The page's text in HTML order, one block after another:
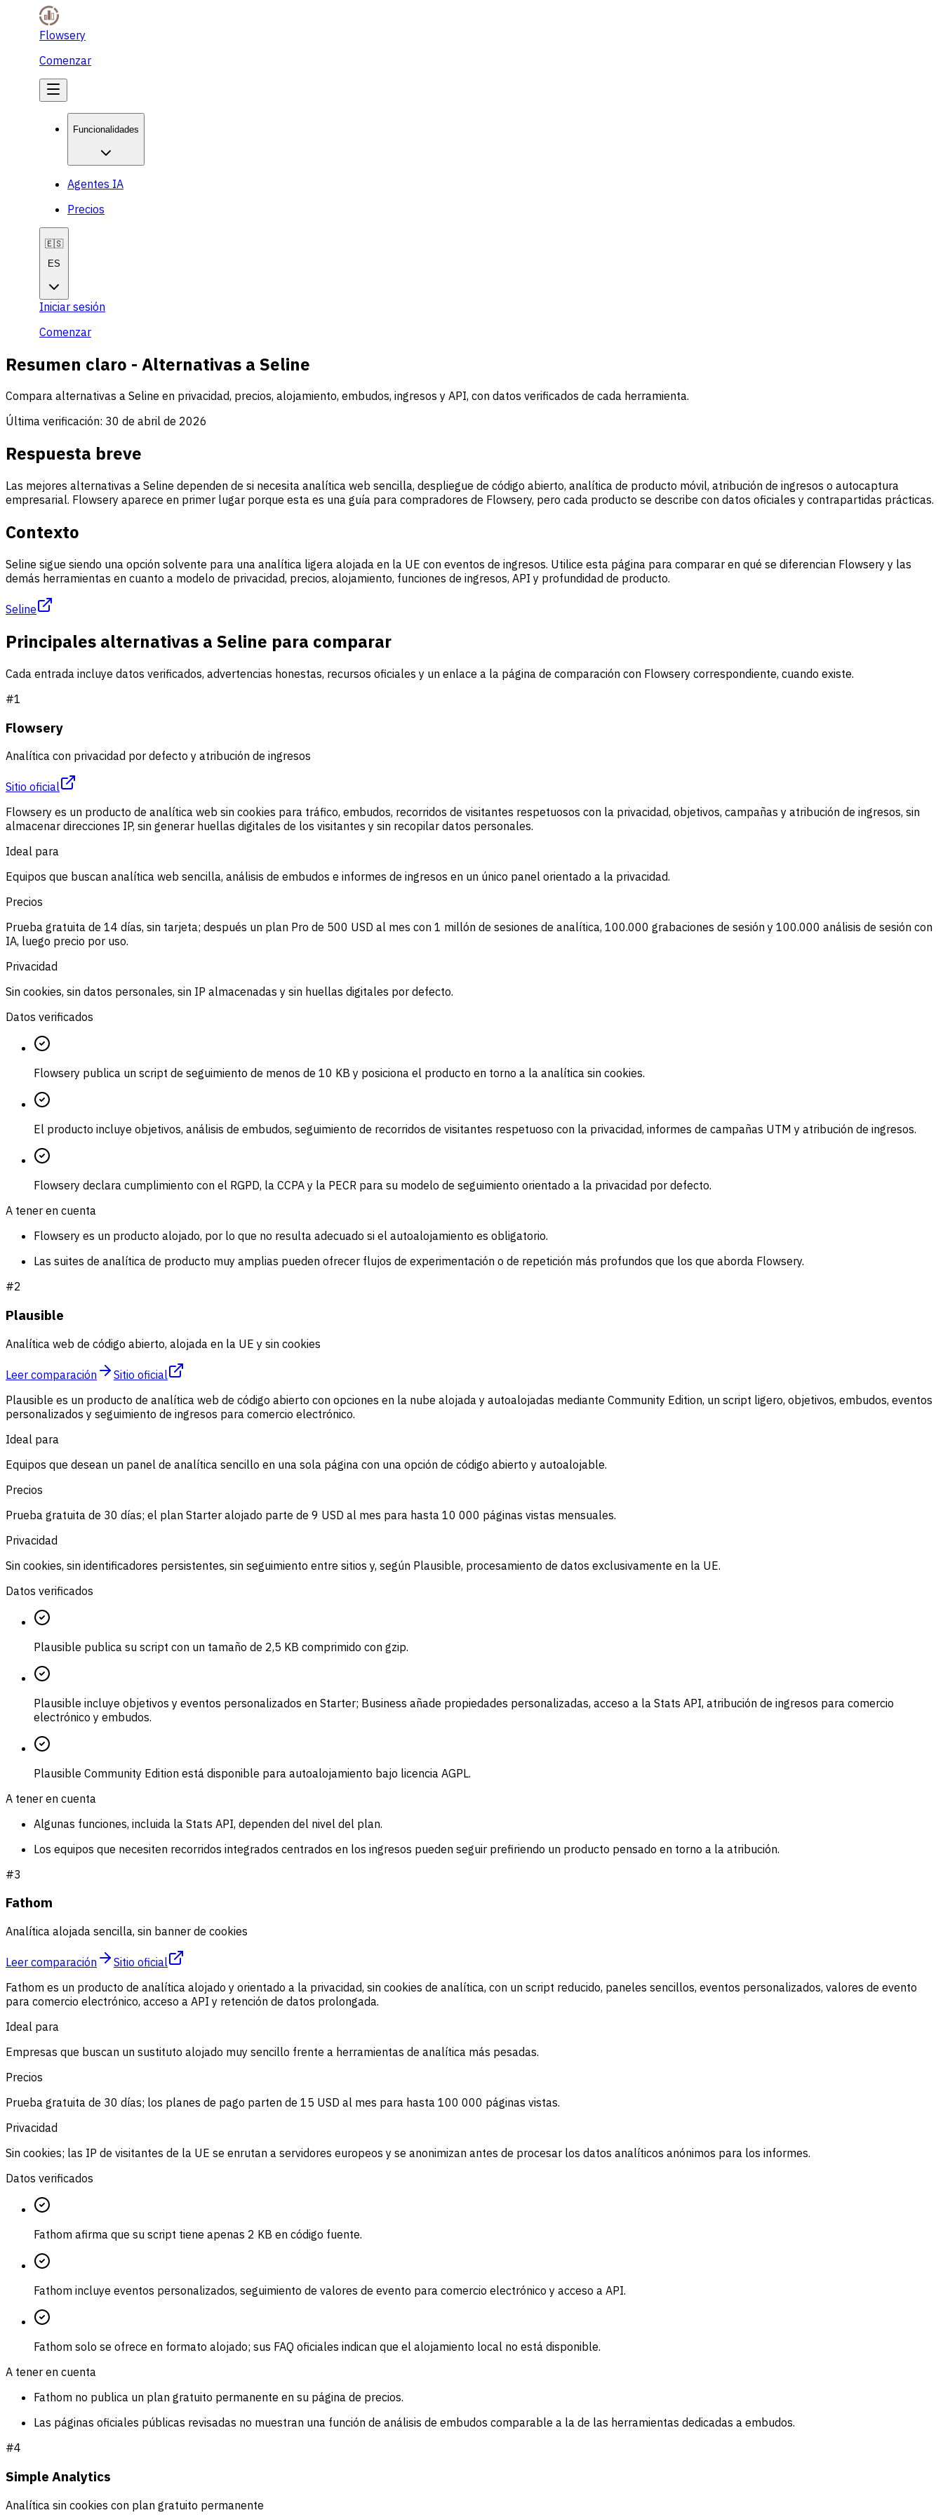
Flowsery
Comenzar
Funcionalidades
Agentes IA
Precios
🇪🇸
ES
Iniciar sesión
Comenzar
Resumen claro - Alternativas a Seline
Compara alternativas a Seline en privacidad, precios, alojamiento, embudos, ingresos y API, con datos verificados de cada herramienta.
Última verificación: 30 de abril de 2026
Respuesta breve
Las mejores alternativas a Seline dependen de si necesita analítica web sencilla, despliegue de código abierto, analítica de producto móvil, atribución de ingresos o autocaptura
empresarial. Flowsery aparece en primer lugar porque esta es una guía para compradores de Flowsery, pero cada producto se describe con datos oficiales y contrapartidas prácticas.
Contexto
Seline sigue siendo una opción solvente para una analítica ligera alojada en la UE con eventos de ingresos. Utilice esta página para comparar en qué se diferencian Flowsery y las
demás herramientas en cuanto a modelo de privacidad, precios, alojamiento, funciones de ingresos, API y profundidad de producto.
Seline
Principales alternativas a Seline para comparar
Cada entrada incluye datos verificados, advertencias honestas, recursos oficiales y un enlace a la página de comparación con Flowsery correspondiente, cuando existe.
#1
Flowsery
Analítica con privacidad por defecto y atribución de ingresos
Sitio oficial
Flowsery es un producto de analítica web sin cookies para tráfico, embudos, recorridos de visitantes respetuosos con la privacidad, objetivos, campañas y atribución de ingresos, sin
almacenar direcciones IP, sin generar huellas digitales de los visitantes y sin recopilar datos personales.
Ideal para
Equipos que buscan analítica web sencilla, análisis de embudos e informes de ingresos en un único panel orientado a la privacidad.
Precios
Prueba gratuita de 14 días, sin tarjeta; después un plan Pro de 500 USD al mes con 1 millón de sesiones de analítica, 100.000 grabaciones de sesión y 100.000 análisis de sesión con
IA, luego precio por uso.
Privacidad
Sin cookies, sin datos personales, sin IP almacenadas y sin huellas digitales por defecto.
Datos verificados
Flowsery publica un script de seguimiento de menos de 10 KB y posiciona el producto en torno a la analítica sin cookies.
El producto incluye objetivos, análisis de embudos, seguimiento de recorridos de visitantes respetuoso con la privacidad, informes de campañas UTM y atribución de ingresos.
Flowsery declara cumplimiento con el RGPD, la CCPA y la PECR para su modelo de seguimiento orientado a la privacidad por defecto.
A tener en cuenta
Flowsery es un producto alojado, por lo que no resulta adecuado si el autoalojamiento es obligatorio.
Las suites de analítica de producto muy amplias pueden ofrecer flujos de experimentación o de repetición más profundos que los que aborda Flowsery.
#2
Plausible
Analítica web de código abierto, alojada en la UE y sin cookies
Leer comparación
Sitio oficial
Plausible es un producto de analítica web de código abierto con opciones en la nube alojada y autoalojadas mediante Community Edition, un script ligero, objetivos, embudos, eventos
personalizados y seguimiento de ingresos para comercio electrónico.
Ideal para
Equipos que desean un panel de analítica sencillo en una sola página con una opción de código abierto y autoalojable.
Precios
Prueba gratuita de 30 días; el plan Starter alojado parte de 9 USD al mes para hasta 10 000 páginas vistas mensuales.
Privacidad
Sin cookies, sin identificadores persistentes, sin seguimiento entre sitios y, según Plausible, procesamiento de datos exclusivamente en la UE.
Datos verificados
Plausible publica su script con un tamaño de 2,5 KB comprimido con gzip.
Plausible incluye objetivos y eventos personalizados en Starter; Business añade propiedades personalizadas, acceso a la Stats API, atribución de ingresos para comercio
electrónico y embudos.
Plausible Community Edition está disponible para autoalojamiento bajo licencia AGPL.
A tener en cuenta
Algunas funciones, incluida la Stats API, dependen del nivel del plan.
Los equipos que necesiten recorridos integrados centrados en los ingresos pueden seguir prefiriendo un producto pensado en torno a la atribución.
#3
Fathom
Analítica alojada sencilla, sin banner de cookies
Leer comparación
Sitio oficial
Fathom es un producto de analítica alojado y orientado a la privacidad, sin cookies de analítica, con un script reducido, paneles sencillos, eventos personalizados, valores de evento
para comercio electrónico, acceso a API y retención de datos prolongada.
Ideal para
Empresas que buscan un sustituto alojado muy sencillo frente a herramientas de analítica más pesadas.
Precios
Prueba gratuita de 30 días; los planes de pago parten de 15 USD al mes para hasta 100 000 páginas vistas.
Privacidad
Sin cookies; las IP de visitantes de la UE se enrutan a servidores europeos y se anonimizan antes de procesar los datos analíticos anónimos para los informes.
Datos verificados
Fathom afirma que su script tiene apenas 2 KB en código fuente.
Fathom incluye eventos personalizados, seguimiento de valores de evento para comercio electrónico y acceso a API.
Fathom solo se ofrece en formato alojado; sus FAQ oficiales indican que el alojamiento local no está disponible.
A tener en cuenta
Fathom no publica un plan gratuito permanente en su página de precios.
Las páginas oficiales públicas revisadas no muestran una función de análisis de embudos comparable a la de las herramientas dedicadas a embudos.
#4
Simple Analytics
Analítica sin cookies con plan gratuito permanente